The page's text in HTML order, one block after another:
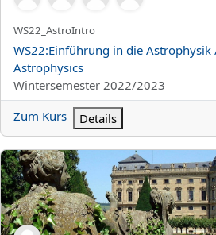
Kurzer Kursname
WS22_AstroIntro
Kursname
WS22:Einführung in die
Astrophysics
Kursbereich
Wintersemester 2022/2023
Zum Kurs
Details
WS22:Psychologie Klassischer Medien